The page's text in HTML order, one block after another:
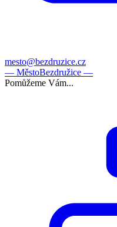
mesto@bezdruzice.cz
— MěstoBezdružice —
Pomůžeme Vám...